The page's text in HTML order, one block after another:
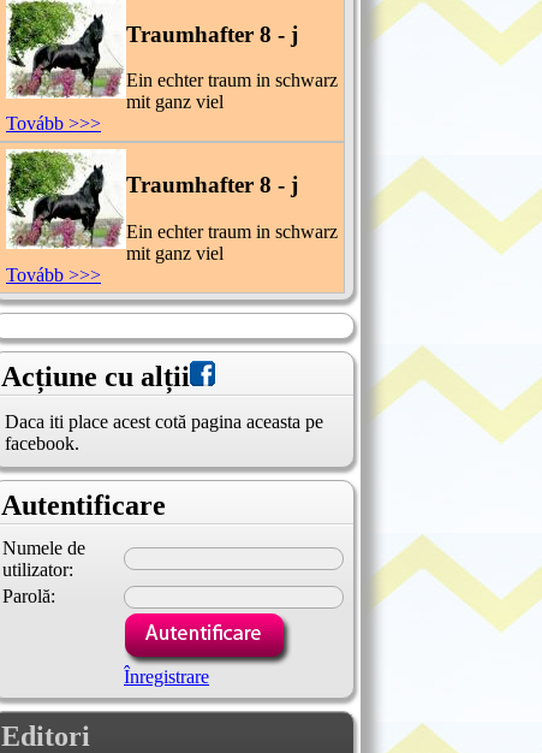
Traumhafter 8 - j
Ein echter traum in schwarz
mit ganz viel
Tovább >>>
Traumhafter 8 - j
Ein echter traum in schwarz
mit ganz viel
Tovább >>>
Acțiune cu alții
Daca iti place acest cotă pagina aceasta pe
facebook.
Autentificare
Numele de
utilizator:
Parolă:
Înregistrare
Editori